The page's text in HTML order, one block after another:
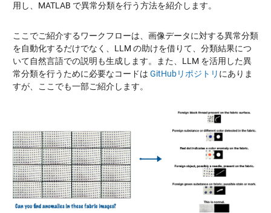
用し、MATLAB で異常分類を行う方法を紹介します。
ここでご紹介するワークフローは、画像データに対する異常分類
を自動化するだけでなく、LLM の助けを借りて、分類結果につ
いて自然言語での説明も生成します。また、LLM を活用した異
常分類を行うために必要なコードは GitHubリポジトリ にありま
すが、ここでも一部ご紹介します。